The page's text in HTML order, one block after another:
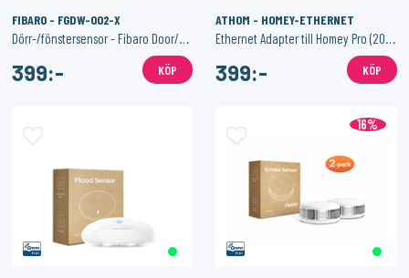
FIBARO - FGDW-002-X
Dörr-/fönstersensor - Fibaro Door/Window Sensor 2
399:- KÖP
ATHOM - HOMEY-ETHERNET
Ethernet Adapter till Homey Pro (2023-2026)
399:- KÖP
16%